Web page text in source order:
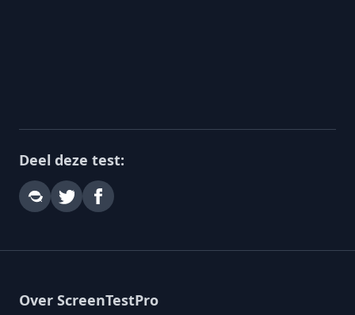
Deel deze test:
Over ScreenTestPro